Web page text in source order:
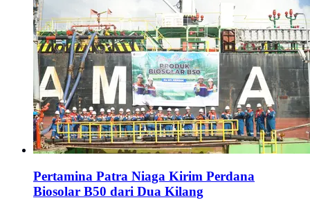
Pertamina Patra Niaga Kirim Perdana
Biosolar B50 dari Dua Kilang